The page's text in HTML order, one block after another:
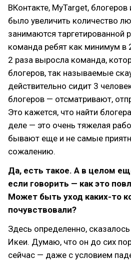
ВКонтакте, MyTarget,
было увеличить количество
занимаются таргетированной
команда ребят как минимум в
2 раза выросла команда,
блогеров, так называемые
действительно сидит 3
блогеров — отсматривают,
Это кажется, что найти
деле — это очень тяжелая
бывают еще и не самые
сожалению.
Да, есть такое. А в целом
если говорить — как это
Может быть уход каких-то
почувствовали?
Здесь определенно,
Икеи. Думаю, что он до сих
сейчас — даже с условием